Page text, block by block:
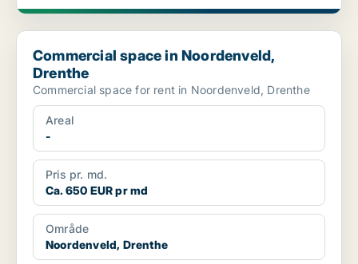
Commercial space in Noordenveld, Drenthe
Commercial space in Noordenveld,
Drenthe
Commercial space for rent in Noordenveld, Drenthe
Areal
-
Pris pr. md.
Ca. 650 EUR pr md
Område
Noordenveld, Drenthe